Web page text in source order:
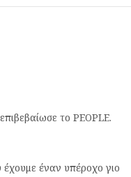
το PEOPLE.
έναν υπέροχο γιο